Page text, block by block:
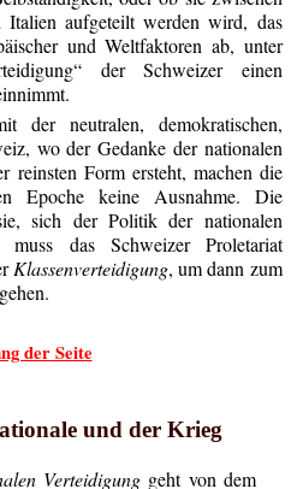
Italien aufgeteilt werden wird, das
und Weltfaktoren ab, unter
der Schweizer einen
der neutralen, demokratischen,
wo der Gedanke der nationalen
reinsten Form ersteht, machen die
Epoche keine Ausnahme. Die
sich der Politik der nationalen
muss das Schweizer Proletariat
Klassenverteidigung, um dann zum
der Seite
und der Krieg
Verteidigunggeht von dem